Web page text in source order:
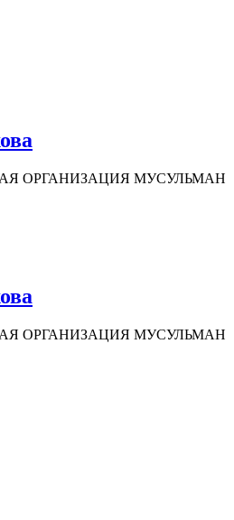
ОРГАНИЗАЦИЯ МУСУЛЬМАН
ОРГАНИЗАЦИЯ МУСУЛЬМАН